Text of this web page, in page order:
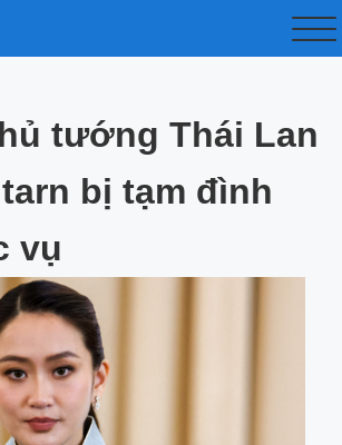
tướng Thái Lan
bị tạm đình
vụ